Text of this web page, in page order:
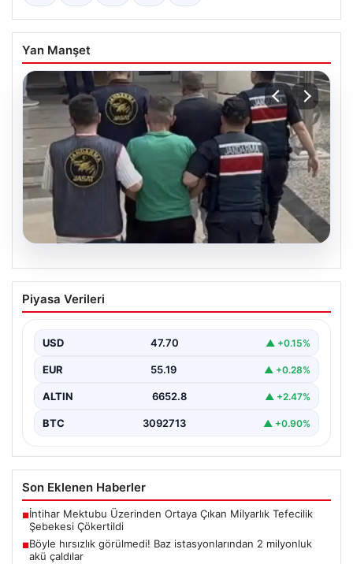
Yan Manşet
06.08.2026
Böyle hırsızlık görülmedi! Baz
istasyonlarından 2 milyonluk akü
Piyasa Verileri
USD 47.70 ▲ +0.15%
EUR 55.19 ▲ +0.28%
ALTIN 6652.8 ▲ +2.47%
BTC 3092713 ▲ +0.90%
Son Eklenen Haberler
■İntihar Mektubu Üzerinden Ortaya Çıkan Milyarlık Tefecilik
Şebekesi Çökertildi
■Böyle hırsızlık görülmedi! Baz istasyonlarından 2 milyonluk
akü çaldılar